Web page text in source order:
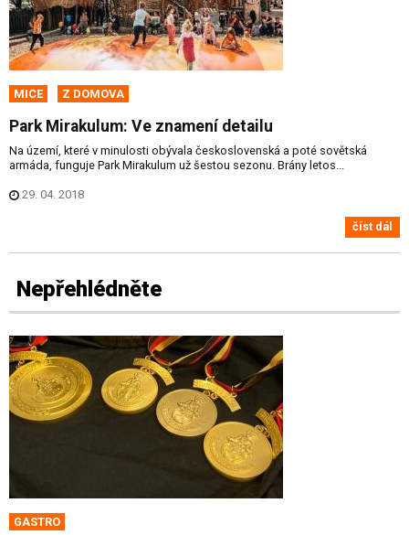
MICE Z DOMOVA
Park Mirakulum: Ve znamení detailu
Na území, které v minulosti obývala československá a poté sovětská
armáda, funguje Park Mirakulum už šestou sezonu. Brány letos...
29. 04. 2018
číst dál
Nepřehlédněte
GASTRO